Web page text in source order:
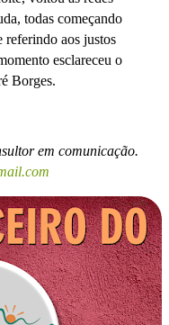
todas começando
referindo aos justos
esclareceu o
Borges.
em comunicação.